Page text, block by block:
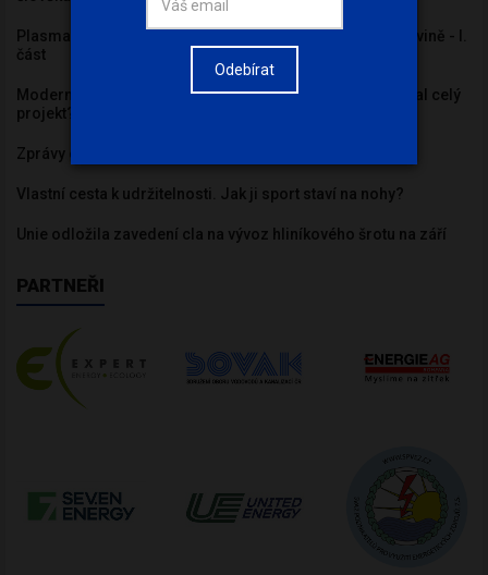
PlasmaFlex: od nebezpečného odpadu k využitelné surovině - I.
část
Modernizace proměnila brněnskou teplárnu. Jak probíhal celý
projekt?
Zprávy o trhu EU ETS: 27. 7. 2026
Vlastní cesta k udržitelnosti. Jak ji sport staví na nohy?
Unie odložila zavedení cla na vývoz hliníkového šrotu na září
PARTNEŘI
Odebírat